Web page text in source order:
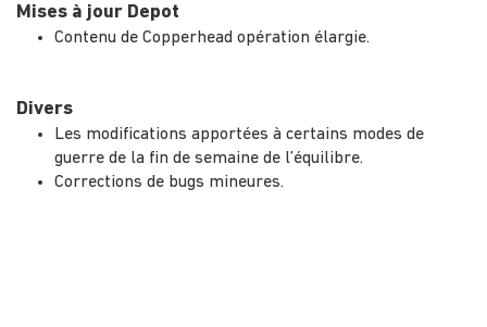
Mises à jour Depot
Contenu de Copperhead opération élargie.
Divers
Les modifications apportées à certains modes de
guerre de la fin de semaine de l’équilibre.
Corrections de bugs mineures.